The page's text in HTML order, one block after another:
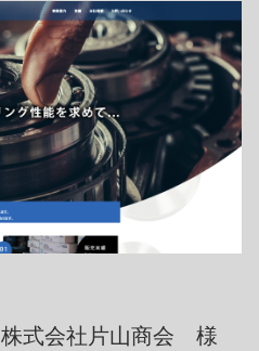
株式会社片山商会 様